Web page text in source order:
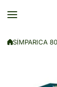
SIMPARICA